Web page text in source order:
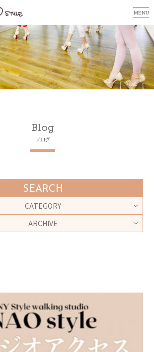
MENU
Blog
ブログ
SEARCH
CATEGORY
ARCHIVE